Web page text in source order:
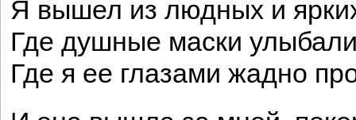
Я вышел из людных и
Где душные маски
Где я ее глазами жадно